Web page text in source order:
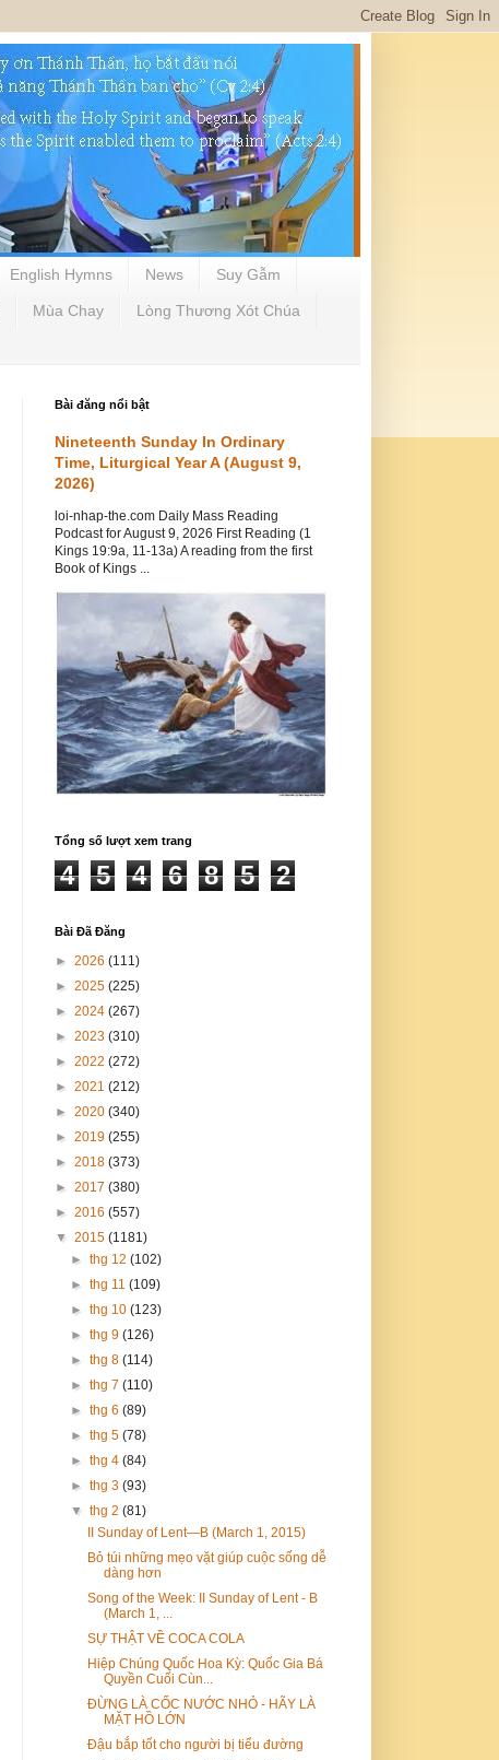
English Hymns News Suy Gẫm
Mùa Chay Lòng Thương Xót Chúa
Bài đăng nổi bật
Nineteenth Sunday In Ordinary
Time, Liturgical Year A (August 9,
2026)
loi-nhap-the.com Daily Mass Reading
Podcast for August 9, 2026 First Reading (1
Kings 19:9a, 11-13a) A reading from the first
Book of Kings ...
Tổng số lượt xem trang
4 5 4 6 8 5 2
Bài Đã Đăng
► 2026 (111)
► 2025 (225)
► 2024 (267)
► 2023 (310)
► 2022 (272)
► 2021 (212)
► 2020 (340)
► 2019 (255)
► 2018 (373)
► 2017 (380)
► 2016 (557)
▼ 2015 (1181)
►thg 12(102)
►thg 11(109)
►thg 10(123)
►thg 9(126)
►thg 8(114)
►thg 7(110)
►thg 6(89)
►thg 5(78)
►thg 4(84)
►thg 3(93)
▼thg 2(81)
II Sunday of Lent—B (March 1, 2015)
Bỏ túi những mẹo vặt giúp cuộc sống dễ
dàng hơn
Song of the Week: II Sunday of Lent - B
(March 1, ...
SỰ THẬT VỀ COCA COLA
Hiệp Chúng Quốc Hoa Kỳ: Quốc Gia Bá
Quyền Cuối Cùn...
ĐỪNG LÀ CỐC NƯỚC NHỎ - HÃY LÀ
MẶT HỒ LỚN
Đậu bắp tốt cho người bị tiểu đường